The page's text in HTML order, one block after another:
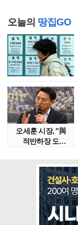
오늘의 땅집GO
오세훈 시장, "與
적반하장 도